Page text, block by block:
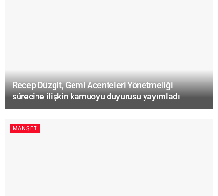
Recep Düzgit, Gemi Acenteleri Yönetmeliği
sürecine ilişkin kamuoyu duyurusu yayımladı
MANŞET